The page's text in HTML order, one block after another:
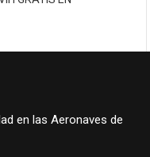
en las Aeronaves de